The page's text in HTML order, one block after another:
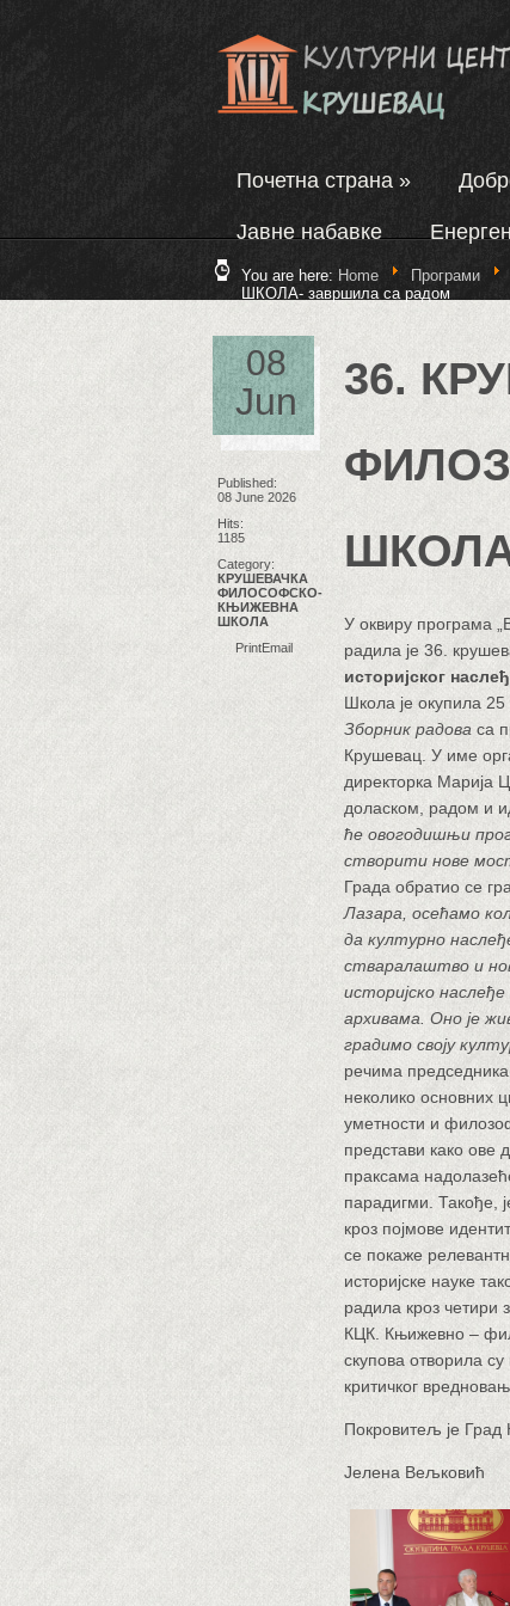
Почетна страна »
Јавне набавке
You are here: Home Програми
ШКОЛА- завршила са радом
08
Jun
Published:
08 June 2026
Hits:
1185
Category:
КРУШЕВАЧКА
ФИЛОСОФСКО-
КЊИЖЕВНА
ШКОЛА
PrintEmail
36.
У оквиру програма
радила је 36.
историјског
Школа је окупила
Зборник радова са
Крушевац. У име
директорка Марија
доласком, радом и
ће овогодишњи
створити нове
Града обратио се
Лазара, осећамо
да културно
стваралаштво и
историјско
архивама. Оно је
градимо своју
речима
неколико основних
уметности и
представи како ове
праксама
парадигми. Такође,
кроз појмове
се покаже
историјске науке
радила кроз четири
КЦК. Књижевно –
скупова отворила
критичког
Покровитељ је Град
Јелена Вељковић